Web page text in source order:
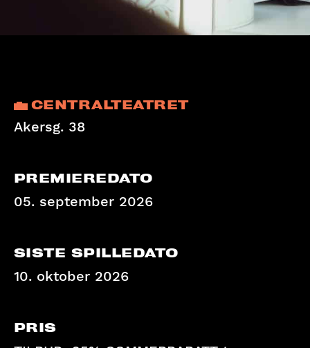
CENTRALTEATRET
Akersg. 38
PREMIEREDATO
05. september 2026
SISTE SPILLEDATO
10. oktober 2026
PRIS